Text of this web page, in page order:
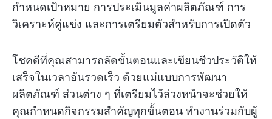
กำหนดเป้าหมาย การประเมินมูลค่าผลิตภัณฑ์ การ
วิเคราะห์คู่แข่ง และการเตรียมตัวสำหรับการเปิดตัว
โชคดีที่คุณสามารถลัดขั้นตอนและเขียนชีวประวัติให้
เสร็จในเวลาอันรวดเร็ว ด้วยแม่แบบการพัฒนา
ผลิตภัณฑ์ ส่วนต่าง ๆ ที่เตรียมไว้ล่วงหน้าจะช่วยให้
คุณกำหนดกิจกรรมสำคัญทุกขั้นตอน ทำงานร่วมกับผู้